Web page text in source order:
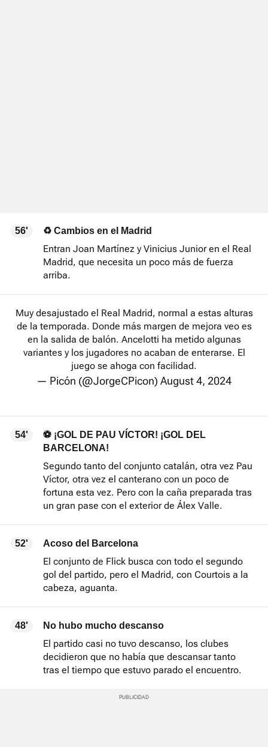
56' ♻ Cambios en el Madrid
Entran Joan Martínez y Vinicius Junior en el Real
Madrid, que necesita un poco más de fuerza
arriba.
Muy desajustado el Real Madrid, normal a estas alturas
de la temporada. Donde más margen de mejora veo es
en la salida de balón. Ancelotti ha metido algunas
variantes y los jugadores no acaban de enterarse. El
juego se ahoga con facilidad.
— Picón (@JorgeCPicon) August 4, 2024
54'
⚽ ¡GOL DE PAU VÍCTOR! ¡GOL DEL
BARCELONA!
Segundo tanto del conjunto catalán, otra vez Pau
Víctor, otra vez el canterano con un poco de
fortuna esta vez. Pero con la caña preparada tras
un gran pase con el exterior de Álex Valle.
52' Acoso del Barcelona
El conjunto de Flick busca con todo el segundo
gol del partido, pero el Madrid, con Courtois a la
cabeza, aguanta.
48' No hubo mucho descanso
El partido casi no tuvo descanso, los clubes
decidieron que no había que descansar tanto
tras el tiempo que estuvo parado el encuentro.